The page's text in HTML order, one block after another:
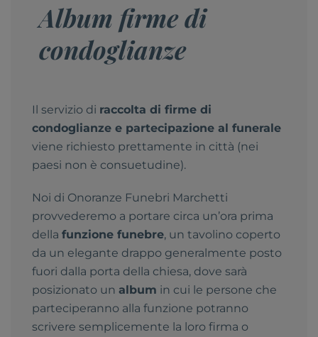
Album firme di
condoglianze
Il servizio di raccolta di firme di
condoglianze e partecipazione al funerale
viene richiesto prettamente in città (nei
paesi non è consuetudine).
Noi di Onoranze Funebri Marchetti
provvederemo a portare circa un’ora prima
della funzione funebre, un tavolino coperto
da un elegante drappo generalmente posto
fuori dalla porta della chiesa, dove sarà
posizionato un album in cui le persone che
parteciperanno alla funzione potranno
scrivere semplicemente la loro firma o